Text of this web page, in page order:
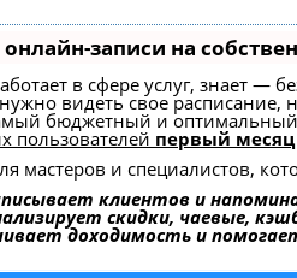
записи на
в сфере услуг, знает —
видеть свое
бюджетный и оптимальный
пользователей первый месяц
мастеров и специалистов,
клиентов и
скидки, чаевые,
доходимость и